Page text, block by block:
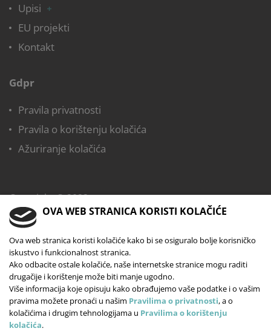
Upisi
EU projekti
Kontakt
Gdpr
Pravila privatnosti
Pravila o korištenju kolačića
Ažuriranje kolačića
Copyright © 2022,
Dječji vrtić Mali istraživač
Sva prava pridržana
Web dizajn:Lupus Art Net
OVA WEB STRANICA KORISTI KOLAČIĆE
Ova web stranica koristi kolačiće kako bi se osiguralo bolje korisničko
iskustvo i funkcionalnost stranica.
Ako odbacite ostale kolačiće, naše internetske stranice mogu raditi
drugačije i korištenje može biti manje ugodno.
Više informacija koje opisuju kako obrađujemo vaše podatke i o vašim
pravima možete pronaći u našim Pravilima o privatnosti, a o
kolačićima i drugim tehnologijama u Pravilima o korištenju
kolačića.